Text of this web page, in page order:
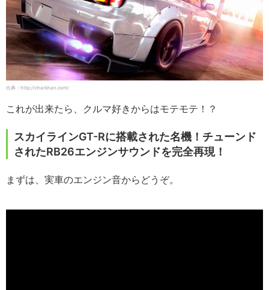
出典：http://charkhan.com/
これが出来たら、クルマ好きからはモテモテ！？
スカイラインGT-Rに搭載された名機！チューンド
されたRB26エンジンサウンドを完全再現！
まずは、実車のエンジン音からどうぞ。